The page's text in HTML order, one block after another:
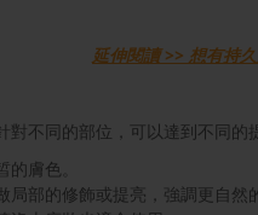
延伸閱讀 >> 想有持
不同的部位，可以達到不同的
膚色。
局部的修飾或提亮，強調更自然